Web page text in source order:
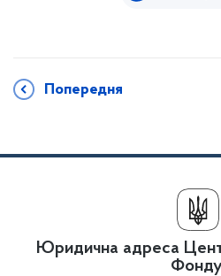
Попередня
Юридична адреса